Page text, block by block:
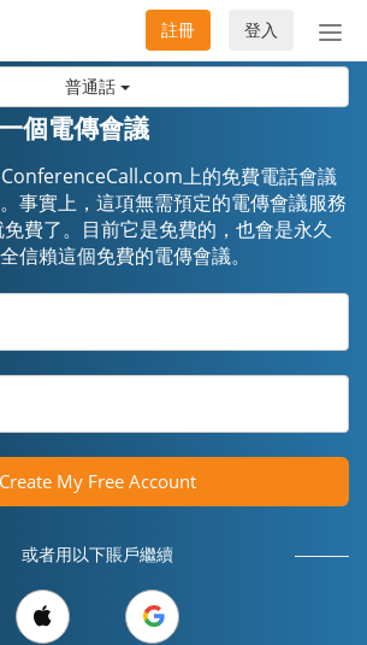
普通話
切
換
登入
註冊
個電傳會議
上的免費電話會議
事實上，這項無需預定的電傳會議服務
費了。目前它是免費的，也會是永久
信賴這個免費的電傳會議。
Create My Free Account
或者用以下賬戶繼續